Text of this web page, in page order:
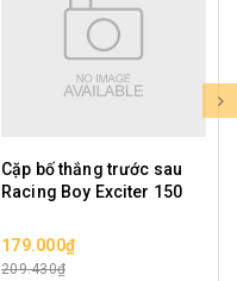
Cặp bố thắng trước sau
Racing Boy Exciter 150
179.000₫
209.430₫